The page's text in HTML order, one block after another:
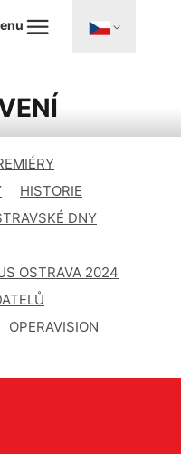
HISTORIE
DNY
OSTRAVA 2024
OPERAVISION